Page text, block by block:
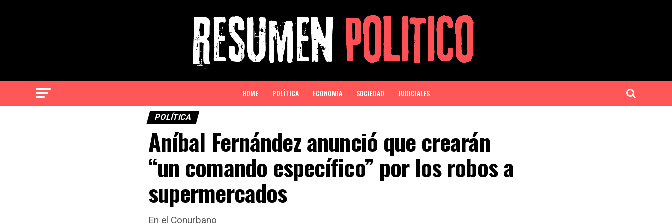
HOME POLÍTICA ECONOMÍA SOCIEDAD JUDICIALES
POLÍTICA
Aníbal Fernández anunció que crearán
“un comando específico” por los robos a
supermercados
En el Conurbano